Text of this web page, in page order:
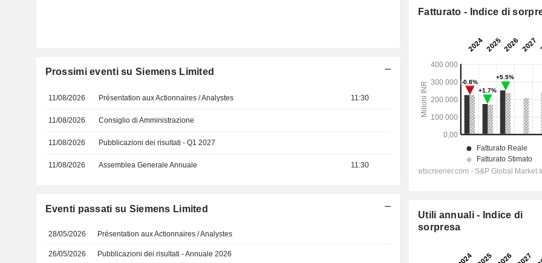
Prossimi eventi su Siemens Limited
11/08/2026 Présentation aux Actionnaires / Analystes 11:30
11/08/2026 Consiglio di Amministrazione
11/08/2026 Pubblicazioni dei risultati - Q1 2027
11/08/2026 Assemblea Generale Annuale 11:30
Eventi passati su Siemens Limited
28/05/2026 Présentation aux Actionnaires / Analystes
26/05/2026 Pubblicazioni dei risultati - Annuale 2026
Fatturato - Indice di
Utili annuali - Indice di
sorpresa